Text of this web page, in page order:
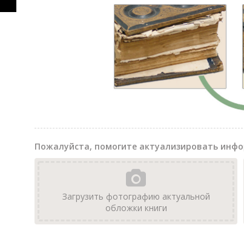
Пожалуйста, помогите актуализировать
Загрузить фотографию актуальной
обложки книги